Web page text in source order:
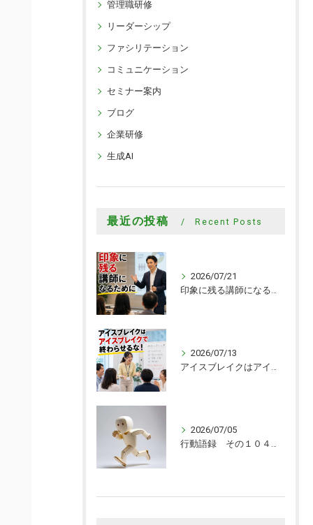
管理職研修
リーダーシップ
ファシリテーション
コミュニケーション
セミナー案内
ブログ
企業研修
生成AI
最近の投稿 Recent Posts
2026/07/21
印象に残る講師になるために
2026/07/13
アイスブレイクはアイスブレイクで終わらせるな！
2026/07/05
行動語録 その１０４０ 行動あるのみ！